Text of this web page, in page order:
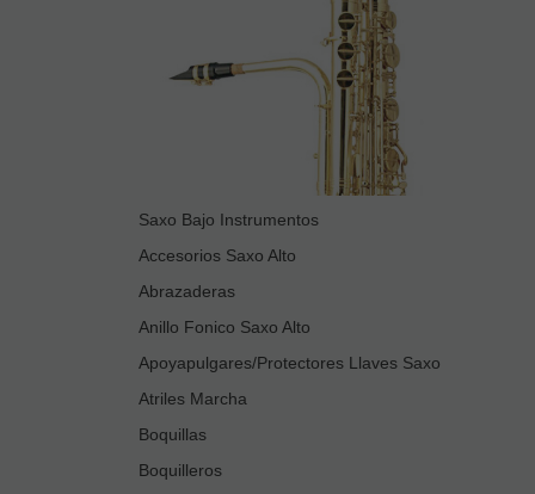
Saxo Bajo Instrumentos
Accesorios Saxo Alto
Abrazaderas
Anillo Fonico Saxo Alto
Apoyapulgares/Protectores Llaves Saxo
Atriles Marcha
Boquillas
Boquilleros